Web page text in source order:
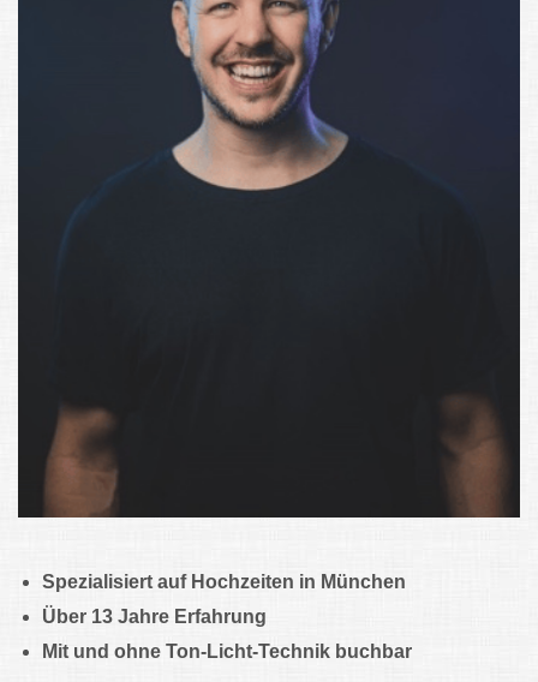
Spezialisiert auf Hochzeiten in München
Über 13 Jahre Erfahrung
Mit und ohne Ton-Licht-Technik buchbar